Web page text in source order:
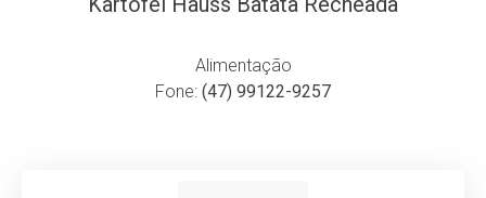
Alimentação
Fone: (47) 99122-9257